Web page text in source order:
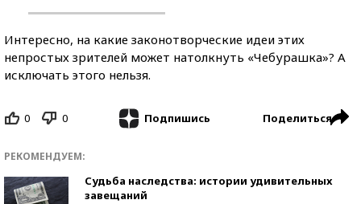
Интересно, на какие законотворческие идеи этих
непростых зрителей может натолкнуть «Чебурашка»? А
исключать этого нельзя.
0 0 Подпишись Поделиться
РЕКОМЕНДУЕМ:
Судьба наследства: истории удивительных
завещаний